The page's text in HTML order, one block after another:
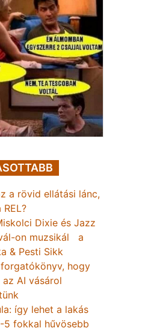
a rövid ellátási lánc,
Dixie és Jazz
on muzsikál a
& Pesti Sikk
forgatókönyv, hogy
AI vásárol
így lehet a lakás
5 fokkal hűvösebb